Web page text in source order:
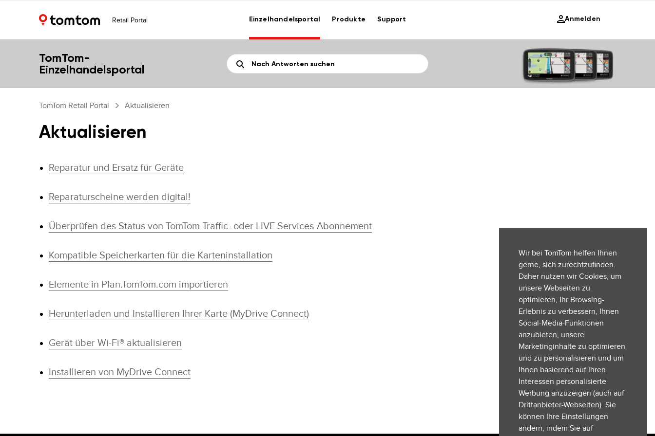
Retail Portal Einzelhandelsportal Produkte Support Anmelden
Wir bei TomTom helfen Ihnen
gerne, sich zurechtzufinden.
Daher nutzen wir Cookies, um
unsere Webseiten zu
optimieren, Ihr Browsing-
Erlebnis zu verbessern, Ihnen
Social-Media-Funktionen
anzubieten, unsere
Marketinginhalte zu optimieren
und zu personalisieren und um
Ihnen basierend auf Ihren
Interessen personalisierte
Werbung anzuzeigen (auch auf
Drittanbieter-Webseiten). Sie
können Ihre Einstellungen
ändern, indem Sie auf
TomTom-
Einzelhandelsportal
TomTom Retail Portal Aktualisieren
Aktualisieren
Reparatur und Ersatz für Geräte
Reparaturscheine werden digital!
Überprüfen des Status von TomTom Traffic- oder LIVE Services-Abonnement
Kompatible Speicherkarten für die Karteninstallation
Elemente in Plan.TomTom.com importieren
Herunterladen und Installieren Ihrer Karte (MyDrive Connect)
Gerät über Wi-Fi® aktualisieren
Installieren von MyDrive Connect